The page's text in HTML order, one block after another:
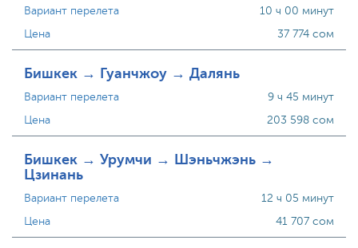
Вариант перелета
Цена
10 ч 00 минут
37 774 сом
Бишкек → Гуанчжоу → Далянь
Вариант перелета
Цена
9 ч 45 минут
203 598 сом
Бишкек → Урумчи → Шэньчжэнь →
Цзинань
Вариант перелета
Цена
12 ч 05 минут
41 707 сом